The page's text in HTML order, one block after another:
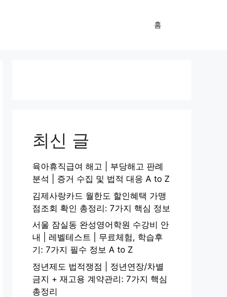
홈
최신 글
육아휴직급여 해고 | 부당해고 판례
분석 | 증거 수집 및 법적 대응 A to Z
김제사랑카드 월한도 할인혜택 가맹
점조회 확인 총정리: 7가지 핵심 정보
서울 잠실동 완성영어학원 수강비 안
내 | 레벨테스트 | 무료체험, 학습후
기: 7가지 필수 정보 A to Z
정년제도 법적쟁점 | 정년연장/차별
금지 + 재고용 계약관리: 7가지 핵심
총정리